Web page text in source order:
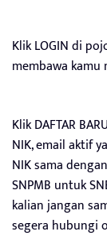
Klik LOGIN di
membawa
Klik DAFTAR
NIK, email aktif
NIK sama
SNPMB untuk
kalian jangan
segera hubungi